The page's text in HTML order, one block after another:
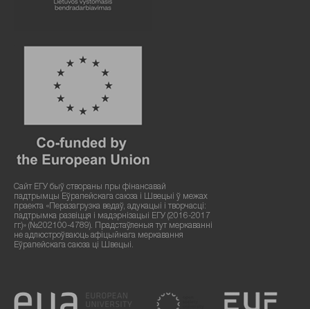
Сайт ЕГУ быў створаны пры фінансавай
падтрымцы Еўрапейскага саюза і Швецыі ў межах
праекта «Перазагрузка ведаў, адукацыі і творчасці:
падтрымка развіцця і мадэрнізацыі ЕГУ (2016-2017
гг.)» (№202100-4789). Прадстаўленыя тут меркаванні
не адлюстроўваюць афіцыйнага меркавання
Еўрапейскага саюза ці Швецыі.